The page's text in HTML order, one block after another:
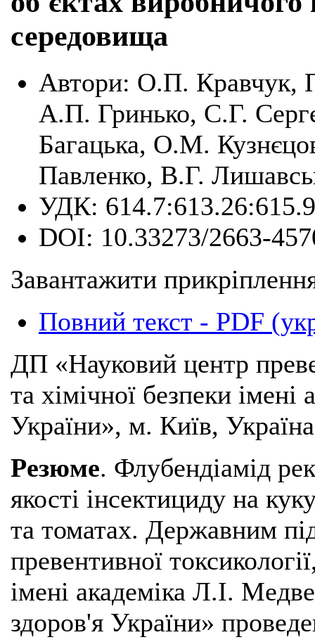
середовища
Автори: О.П. Кравчук,
А.П. Гринько, С.Г.
Багацька, О.М.
Павленко, В.Г.
УДК:
DOI: 10.33273/2663-
Завантажити
Повний текст - PDF
ДП «Науковий центр
та хімічної безпеки
України», м. Київ, Україна
Резюме. Флубендіамід
якості інсектициду на
та томатах. Державним
превентивної
імені академіка Л.І.
здоров'я України»